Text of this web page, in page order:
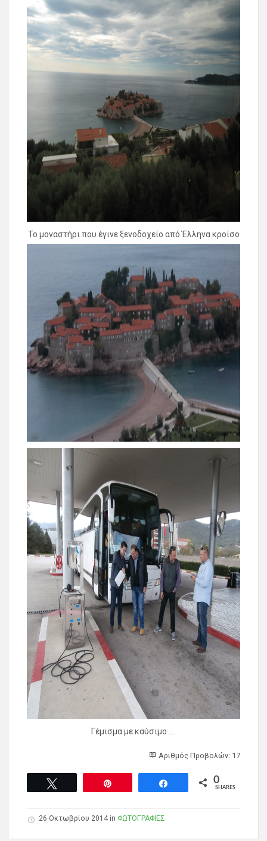
Το μοναστήρι που έγινε ξενοδοχείο από Έλληνα κροίσο
Γέμισμα με καύσιμο ….
Αριθμός Προβολών: 17
0
SHARES
26 Οκτωβρίου 2014 in ΦΩΤΟΓΡΑΦΙΕΣ